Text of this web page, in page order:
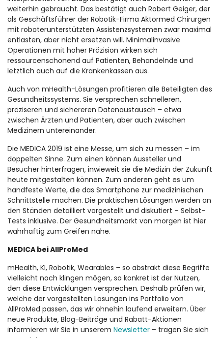
weiterhin gebraucht. Das bestätigt auch Robert Geiger, der
als Geschäftsführer der Robotik-Firma Aktormed Chirurgen
mit roboterunterstützten Assistenzsystemen zwar maximal
entlasten, aber nicht ersetzen will. Minimalinvasive
Operationen mit hoher Präzision wirken sich
ressourcenschonend auf Patienten, Behandelnde und
letztlich auch auf die Krankenkassen aus.
Auch von mHealth-Lösungen profitieren alle Beteiligten des
Gesundheitssystems. Sie versprechen schnelleren,
präziseren und sichereren Datenaustausch – etwa
zwischen Ärzten und Patienten, aber auch zwischen
Medizinern untereinander.
Die MEDICA 2019 ist eine Messe, um sich zu messen – im
doppelten Sinne. Zum einen können Aussteller und
Besucher hinterfragen, inwieweit sie die Medizin der Zukunft
heute mitgestalten können. Zum anderen geht es um
handfeste Werte, die das Smartphone zur medizinischen
Schnittstelle machen. Die praktischen Lösungen werden an
den Ständen detailliert vorgestellt und diskutiert – Selbst-
Tests inklusive. Der Gesundheitsmarkt von morgen ist hier
wahrhaftig zum Greifen nahe.
MEDICA bei AllProMed
mHealth, KI, Robotik, Wearables – so abstrakt diese Begriffe
vielleicht noch klingen mögen, so konkret ist der Nutzen,
den diese Entwicklungen versprechen. Deshalb prüfen wir,
welche der vorgestellten Lösungen ins Portfolio von
AllProMed passen, das wir ohnehin laufend erweitern. Über
neue Produkte, Blog-Beiträge und Rabatt-Aktionen
informieren wir Sie in unserem Newsletter – tragen Sie sich